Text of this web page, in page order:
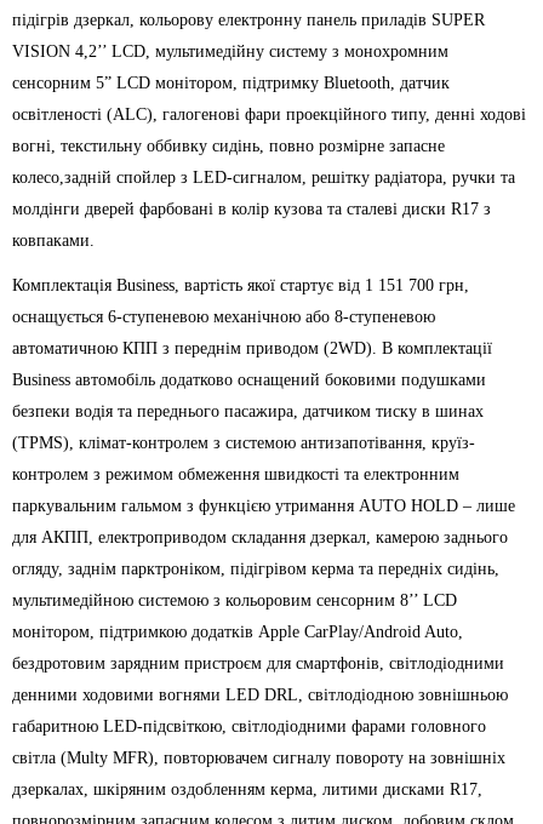
підігрів дзеркал, кольорову електронну панель приладів SUPER
VISION 4,2’’ LCD, мультимедійну систему з монохромним
сенсорним 5” LCD монітором, підтримку Bluetooth, датчик
освітленості (ALC), галогенові фари проекційного типу, денні ходові
вогні, текстильну оббивку сидінь, повно розмірне запасне
колесо,задній спойлер з LED-сигналом, решітку радіатора, ручки та
молдінги дверей фарбовані в колір кузова та сталеві диски R17 з
ковпаками.
Комплектація Business, вартість якої стартує від 1 151 700 грн,
оснащується 6-ступеневою механічною або 8-ступеневою
автоматичною КПП з переднім приводом (2WD). В комплектації
Business автомобіль додатково оснащений боковими подушками
безпеки водія та переднього пасажира, датчиком тиску в шинах
(TPMS), клімат-контролем з системою антизапотівання, круїз-
контролем з режимом обмеження швидкості та електронним
паркувальним гальмом з функцією утримання AUTO HOLD – лише
для АКПП, електроприводом складання дзеркал, камерою заднього
огляду, заднім парктроніком, підігрівом керма та передніх сидінь,
мультимедійною системою з кольоровим сенсорним 8’’ LCD
монітором, підтримкою додатків Apple CarPlay/Android Auto,
бездротовим зарядним пристроєм для смартфонів, світлодіодними
денними ходовими вогнями LED DRL, світлодіодною зовнішньою
габаритною LED-підсвіткою, світлодіодними фарами головного
світла (Multy MFR), повторювачем сигналу повороту на зовнішніх
дзеркалах, шкіряним оздобленням керма, литими дисками R17,